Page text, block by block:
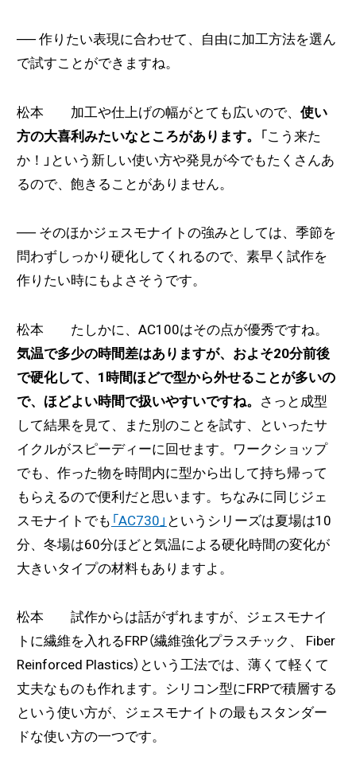
──作りたい表現に合わせて、自由に加工方法を選ん
で試すことができますね。
松本 加工や仕上げの幅がとても広いので、 使い
方の大喜利みたいなところがあります。
「こう来た
か！」という新しい使い方や発見が今でもたくさんあ
るので、飽きることがありません。
── そのほかジェスモナイトの強みとしては、季節を
問わずしっかり硬化してくれるので、素早く試作を
作りたい時にもよさそうです。
松本 たしかに、AC100はその点が優秀ですね。
気温で多少の時間差はありますが、およそ20分前後
で硬化して、1時間ほどで型から外せることが多いの
で、ほどよい時間で扱いやすいですね。
さっと成型
して結果を見て、また別のことを試す、といったサ
イクルがスピーディーに回せます。ワークショップ
でも、作った物を時間内に型から出して持ち帰って
もらえるので便利だと思います。ちなみに同じジェ
スモナイトでも 「AC730」 というシリーズは夏場は10
分、冬場は60分ほどと気温による硬化時間の変化が
大きいタイプの材料もありますよ。
松本 試作からは話がずれますが、ジェスモナイ
トに繊維を入れるFRP（繊維強化プラスチック、 Fiber
Reinforced Plastics）という工法では、薄くて軽くて
丈夫なものも作れます。シリコン型にFRPで積層する
という使い方が、ジェスモナイトの最もスタンダー
ドな使い方の一つです。